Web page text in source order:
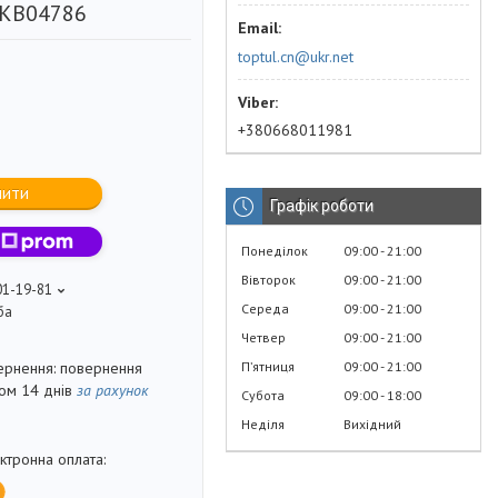
19-81
повернення
14 днів за рахунок
toptul.cn@ukr.net
+380668011981
Графік роботи
Понеділок 09:00 21:00
Вівторок
09:00 21:00
Середа
09:00 21:00
Четвер
09:00 21:00
Пʼятниця
09:00 21:00
Субота
09:00 18:00
Неділя
Вихідний